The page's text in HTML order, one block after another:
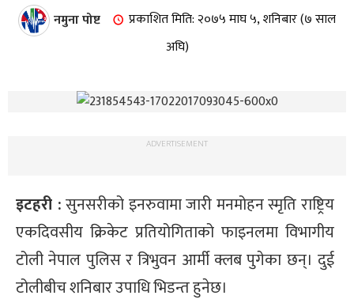
नमुना पोष्ट
प्रकाशित मिति: २०७५ माघ ५, शनिबार (७ साल
अघि)
ADVERTISEMENT
इटहरी :सुनसरीको इनरुवामा जारी मनमोहन स्मृति राष्ट्रिय
एकदिवसीय क्रिकेट प्रतियोगिताको फाइनलमा विभागीय
टोली नेपाल पुलिस र त्रिभुवन आर्मी क्लब पुगेका छन्। दुई
टोलीबीच शनिबार उपाधि भिडन्त हुनेछ।